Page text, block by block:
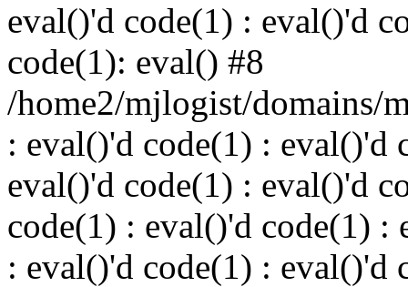
eval()'d code(1) : eval()'d
code(1): eval() #8
/home2/mjlogist/domains/
: eval()'d code(1) : eval()'d
eval()'d code(1) : eval()'d
code(1) : eval()'d code(1) :
: eval()'d code(1) : eval()'d